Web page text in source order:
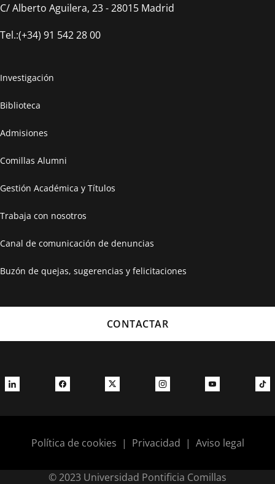
C/ Alberto Aguilera, 23 - 28015 Madrid
Tel.:(+34) 91 542 28 00
Investigación
Biblioteca
Admisiones
Comillas Alumni
Gestión Académica y Títulos
Trabaja con nosotros
Canal de comunicación de denuncias
Buzón de quejas, sugerencias y felicitaciones
CONTACTAR
Política de cookies | Privacidad | Aviso legal
© 2023 Universidad Pontificia Comillas